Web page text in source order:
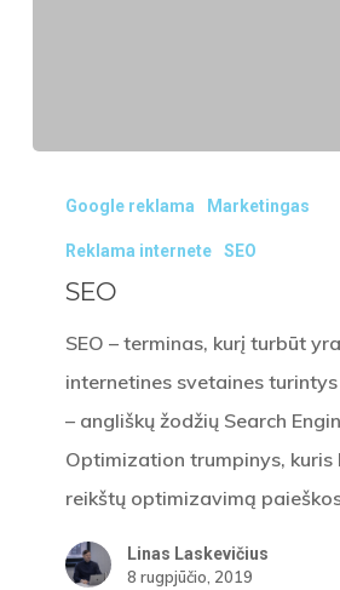
Google reklama Marketingas
Reklama internete SEO
SEO
SEO – terminas, kurį turbūt
internetines svetaines
– angliškų žodžių Search
Optimization trumpinys, kuris
reikštų optimizavimą
Linas Laskevičius
8 rugpjūčio, 2019